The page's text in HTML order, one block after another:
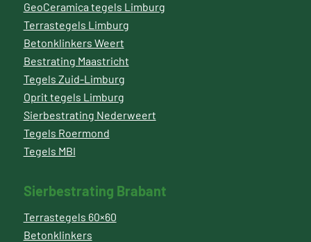
GeoCeramica tegels Limburg
Terrastegels Limburg
Betonklinkers Weert
Bestrating Maastricht
Tegels Zuid-Limburg
Oprit tegels Limburg
Sierbestrating Nederweert
Tegels Roermond
Tegels MBI
Sierbestrating Brabant
Terrastegels 60×60
Betonklinkers